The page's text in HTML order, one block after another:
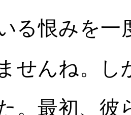
る恨みを
せんね。
。最初、